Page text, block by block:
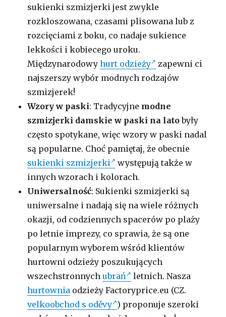
sukienki szmizjerki jest zwykle
rozkloszowana, czasami plisowana lub z
rozcięciami z boku, co nadaje sukience
lekkości i kobiecego uroku.
Międzynarodowyhurt odzieży
zapewni ci
najszerszy wybór modnych rodzajów
szmizjerek!
Wzory w paski: Tradycyjne modne
szmizjerki damskie w paski na latobyły
często spotykane, więc wzory w paski nadal
są popularne. Choć pamiętaj, że obecnie
sukienki szmizjerki
występują także w
innych wzorach i kolorach.
Uniwersalność: Sukienki szmizjerki są
uniwersalne i nadają się na wiele różnych
okazji, od codziennych spacerów po plaży
po letnie imprezy, co sprawia, że są one
popularnym wyborem wśród klientów
hurtowni odzieży poszukujących
wszechstronnychubrań
letnich. Nasza
hurtownia odzieży Factoryprice.eu (CZ.
velkoobchod s oděvy ) proponuje szeroki